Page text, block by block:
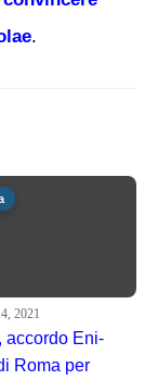
.
2021
accordo Eni-
Roma per